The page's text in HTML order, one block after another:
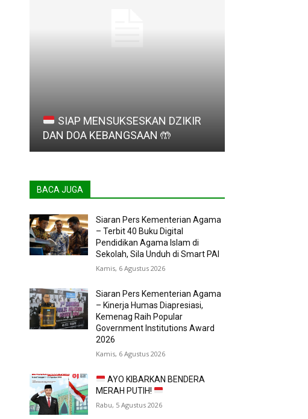
SIAP MENSUKSESKAN DZIKIR
DAN DOA KEBANGSAAN 🤲
BACA JUGA
Siaran Pers Kementerian Agama
– Terbit 40 Buku Digital
Pendidikan Agama Islam di
Sekolah, Sila Unduh di Smart PAI
Kamis, 6 Agustus 2026
Siaran Pers Kementerian Agama
– Kinerja Humas Diapresiasi,
Kemenag Raih Popular
Government Institutions Award
2026
Kamis, 6 Agustus 2026
AYO KIBARKAN BENDERA
MERAH PUTIH!
Rabu, 5 Agustus 2026